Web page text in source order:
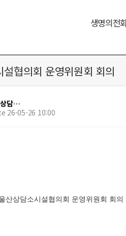
생명의전
협의회 운영위원회 회의
상담…
26-05-26 10:00
산상담소시설협의회 운영위원회 회의